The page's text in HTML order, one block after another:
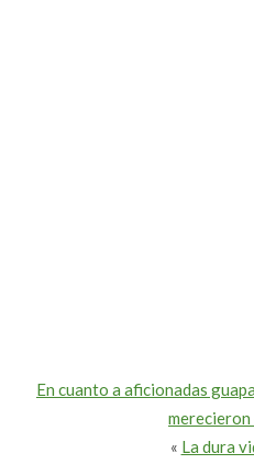
En cuanto a aficionadas
merecieron
« La dura